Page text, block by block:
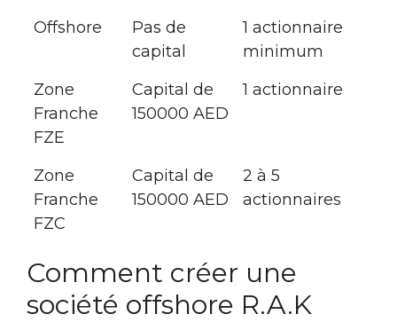
Offshore
Pas de
capital
1 actionnaire
minimum
Zone
Franche
FZE
Capital de
150000 AED
1 actionnaire
Zone
Franche
FZC
Capital de
150000 AED
2 à 5
actionnaires
Comment créer une
société offshore R.A.K